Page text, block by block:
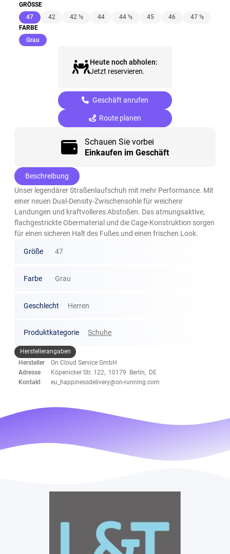
GRÖSSE
47(ausgewählt)
42 42 ½ 44 44 ½ 45 46
47 ½
FARBE
Grau (ausgewählt)
Heute noch abholen:
Jetzt reservieren.
Geschäft anrufen
Route planen
Schauen Sie vorbei
Einkaufen im Geschäft
Beschreibung
Unser legendärer Straßenlaufschuh mit mehr Performance. Mit
einer neuen Dual-Density-Zwischensohle für weichere
Landungen und kraftvolleres Abstoßen. Das atmungsaktive,
flachgestrickte Obermaterial und die Cage-Konstruktion sorgen
für einen sicheren Halt des Fußes und einen frischen Look.
Größe 47
Farbe Grau
Geschlecht Herren
Produktkategorie Schuhe
Herstellerangaben
Hersteller
On Cloud Service GmbH
Adresse
Köpenicker Str. 122, 10179 Berlin, DE
Kontakt
eu_happinessdelivery@on-running.com